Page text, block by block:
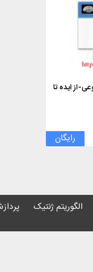
از ایده تا
رایگان
الگوریتم ژنتیک